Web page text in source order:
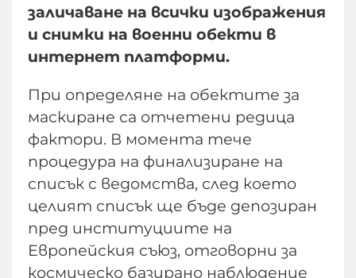
заличаване на всички изображения
и снимки на военни обекти в
интернет платформи.
При определяне на обектите за
маскиране са отчетени редица
фактори. В момента тече
процедура на финализиране на
списък с ведомства, след което
целият списък ще бъде депозиран
пред институциите на
Европейския съюз, отговорни за
космическо базирано наблюдение